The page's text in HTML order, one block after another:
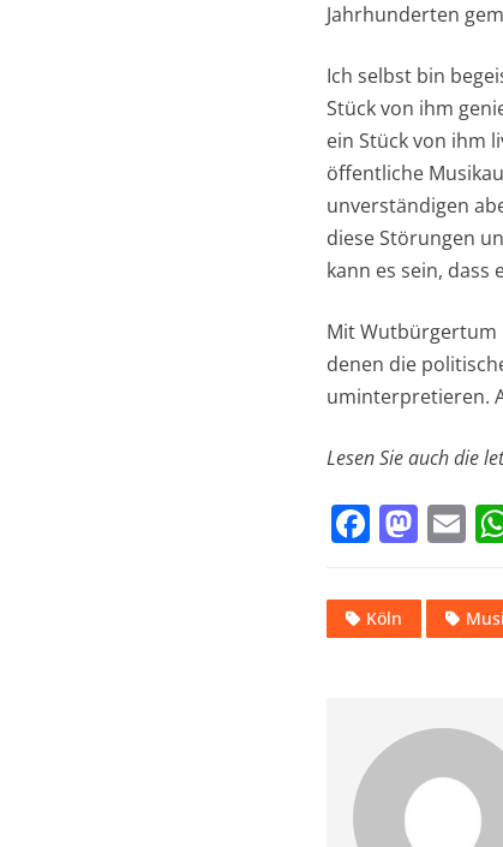
Jahrhunderten
Ich selbst bin
Stück von ihm
ein Stück von ihm
öffentliche
unverständigen
diese Störungen
kann es sein, dass
Mit Wutbürgertum
denen die
uminterpretieren.
Lesen Sie auch die
F
c
e
o
M
st
o
o
E
ai
l
Köln